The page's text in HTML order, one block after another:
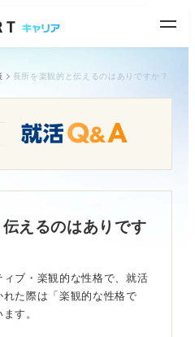
長所を楽観的と伝えるのはありですか？
えるのはありです
ブ・楽観的な性格で、就活
た際は「楽観的な性格で
す。